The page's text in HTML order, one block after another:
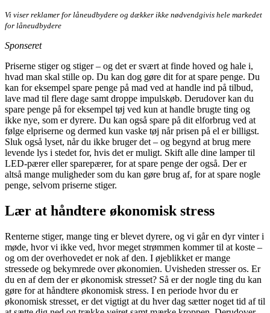
Vi viser reklamer for låneudbydere og dækker ikke nødvendgivis hele markedet
for låneudbydere
Sponseret
Priserne stiger og stiger – og det er svært at finde hoved og hale i,
hvad man skal stille op. Du kan dog gøre dit for at spare penge. Du
kan for eksempel spare penge på mad ved at handle ind på tilbud,
lave mad til flere dage samt droppe impulskøb. Derudover kan du
spare penge på for eksempel tøj ved kun at handle brugte ting og
ikke nye, som er dyrere. Du kan også spare på dit elforbrug ved at
følge elpriserne og dermed kun vaske tøj når prisen på el er billigst.
Sluk også lyset, når du ikke bruger det – og begynd at brug mere
levende lys i stedet for, hvis det er muligt. Skift alle dine lamper til
LED-pærer eller sparepærer, for at spare penge der også. Der er
altså mange muligheder som du kan gøre brug af, for at spare nogle
penge, selvom priserne stiger.
Lær at håndtere økonomisk stress
Renterne stiger, mange ting er blevet dyrere, og vi går en dyr vinter i
møde, hvor vi ikke ved, hvor meget strømmen kommer til at koste –
og om der overhovedet er nok af den. I øjeblikket er mange
stressede og bekymrede over økonomien. Uvisheden stresser os. Er
du en af dem der er økonomisk stresset? Så er der nogle ting du kan
gøre for at håndtere økonomisk stress. I en periode hvor du er
økonomisk stresset, er det vigtigt at du hver dag sætter noget tid af til